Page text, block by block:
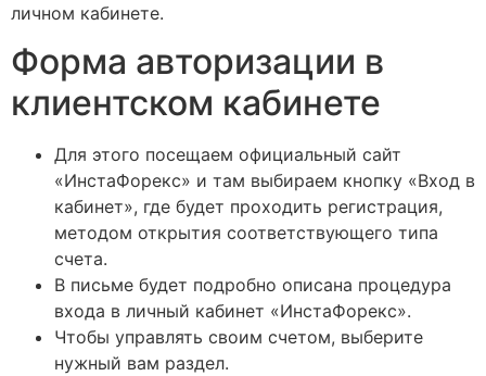
личном кабинете.
Форма авторизации в
клиентском кабинете
Для этого посещаем официальный сайт
«ИнстаФорекс» и там выбираем кнопку «Вход в
кабинет», где будет проходить регистрация,
методом открытия соответствующего типа
счета.
В письме будет подробно описана процедура
входа в личный кабинет «ИнстаФорекс».
Чтобы управлять своим счетом, выберите
нужный вам раздел.